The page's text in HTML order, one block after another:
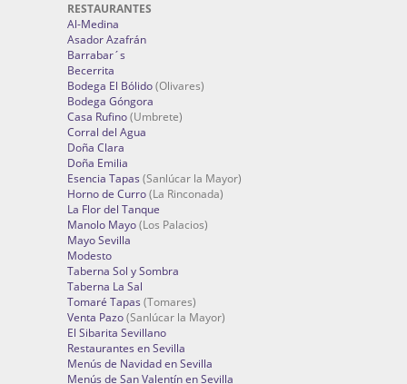
RESTAURANTES
Al-Medina
Asador Azafrán
Barrabar´s
Becerrita
Bodega El Bólido(Olivares)
Bodega Góngora
Casa Rufino(Umbrete)
Corral del Agua
Doña Clara
Doña Emilia
Esencia Tapas (Sanlúcar la Mayor)
Horno de Curro(La Rinconada)
La Flor del Tanque
Manolo Mayo(Los Palacios)
Mayo Sevilla
Modesto
Taberna Sol y Sombra
Taberna La Sal
Tomaré Tapas (Tomares)
Venta Pazo(Sanlúcar la Mayor)
El Sibarita Sevillano
Restaurantes en Sevilla
Menús de Navidad en Sevilla
Menús de San Valentín en Sevilla